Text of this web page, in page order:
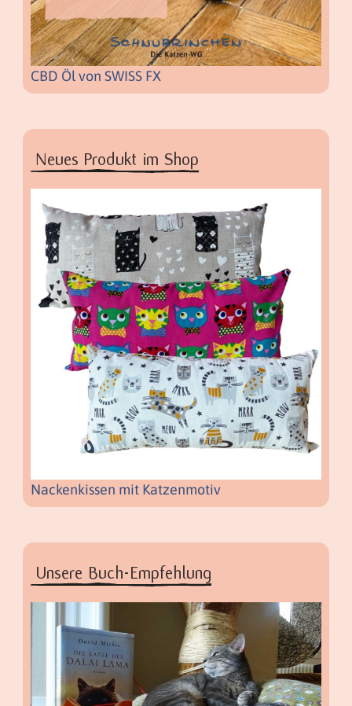
CBD Öl von SWISS FX
Neues Produkt im Shop
Nackenkissen mit Katzenmotiv
Unsere Buch-Empfehlung